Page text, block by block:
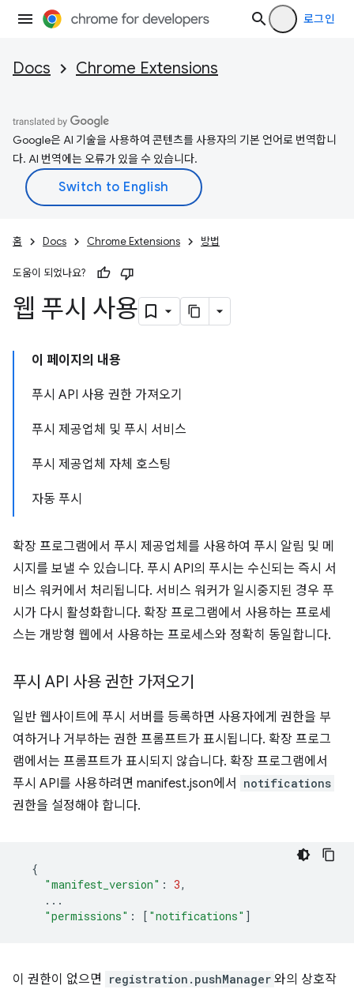
로그인
Docs Chrome Extensions
Google은 AI 기술을 사용하여 콘텐츠를 사용자의 기본 언어로 번역합니
다. AI 번역에는 오류가 있을 수 있습니다.
홈 Docs Chrome Extensions 방법
도움이 되었나요?
웹 푸시 사용
이 페이지의 내용
푸시 API 사용 권한 가져오기
푸시 제공업체 및 푸시 서비스
푸시 제공업체 자체 호스팅
자동 푸시
확장 프로그램에서 푸시 제공업체를 사용하여 푸시 알림 및 메
시지를 보낼 수 있습니다. 푸시 API의 푸시는 수신되는 즉시 서
비스 워커에서 처리됩니다. 서비스 워커가 일시중지된 경우 푸
시가 다시 활성화합니다. 확장 프로그램에서 사용하는 프로세
스는 개방형 웹에서 사용하는 프로세스와 정확히 동일합니다.
푸시 API 사용 권한 가져오기
일반 웹사이트에 푸시 서버를 등록하면 사용자에게 권한을 부
여하거나 거부하는 권한 프롬프트가 표시됩니다. 확장 프로그
램에서는 프롬프트가 표시되지 않습니다. 확장 프로그램에서
푸시 API를 사용하려면 manifest.json에서
notifications
권한을 설정해야 합니다.
{
"manifest_version" : 3,
...
"permissions" : [ "notifications" ]
이 권한이 없으면 registration.pushManager 와의 상호작